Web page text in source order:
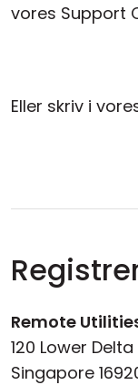
vores Support
Eller skriv i
Remote
120 Lower
Singapore